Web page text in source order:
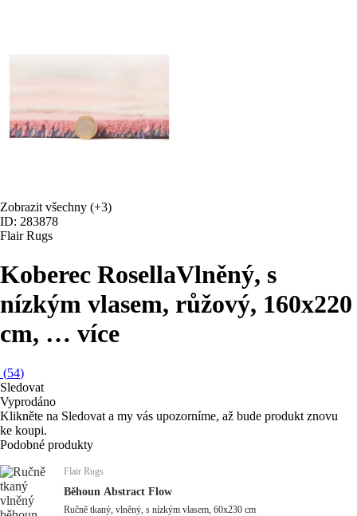
Zobrazit všechny (+3)
ID: 283878
Flair Rugs
Koberec RosellaVlněný, s
nízkým vlasem, růžový, 160x220
cm, … více
(54)
Sledovat
Vyprodáno
Klikněte na Sledovat a my vás upozorníme, až bude produkt znovu
ke koupi.
Podobné produkty
Flair Rugs
Běhoun Abstract Flow
Ručně tkaný, vlněný, s nízkým vlasem, 60x230 cm